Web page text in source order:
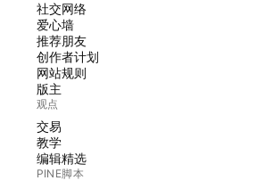
社交网络
爱心墙
推荐朋友
创作者计划
网站规则
版主
观点
交易
教学
编辑精选
PINE脚本